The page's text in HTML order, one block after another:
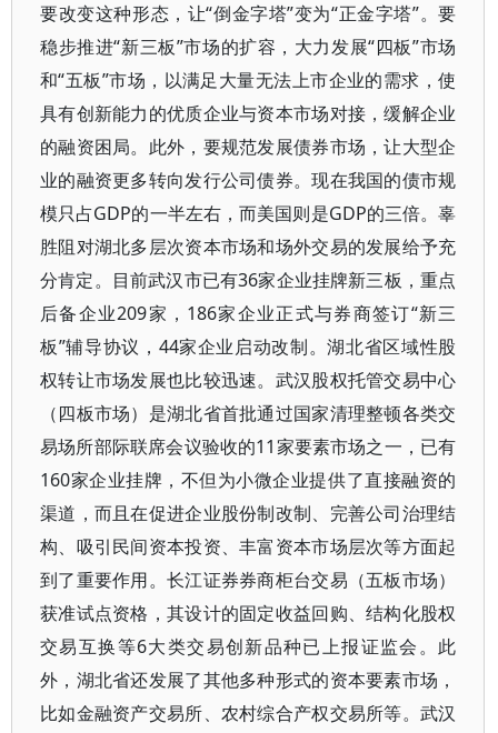
要改变这种形态，让“倒金字塔”变为“正金字塔”。要
稳步推进“新三板”市场的扩容，大力发展“四板”市场
和“五板”市场，以满足大量无法上市企业的需求，使
具有创新能力的优质企业与资本市场对接，缓解企业
的融资困局。此外，要规范发展债券市场，让大型企
业的融资更多转向发行公司债券。现在我国的债市规
模只占GDP的一半左右，而美国则是GDP的三倍。辜
胜阻对湖北多层次资本市场和场外交易的发展给予充
分肯定。目前武汉市已有36家企业挂牌新三板，重点
后备企业209家，186家企业正式与券商签订“新三
板”辅导协议，44家企业启动改制。湖北省区域性股
权转让市场发展也比较迅速。武汉股权托管交易中心
（四板市场）是湖北省首批通过国家清理整顿各类交
易场所部际联席会议验收的11家要素市场之一，已有
160家企业挂牌，不但为小微企业提供了直接融资的
渠道，而且在促进企业股份制改制、完善公司治理结
构、吸引民间资本投资、丰富资本市场层次等方面起
到了重要作用。长江证券券商柜台交易（五板市场）
获准试点资格，其设计的固定收益回购、结构化股权
交易互换等6大类交易创新品种已上报证监会。此
外，湖北省还发展了其他多种形式的资本要素市场，
比如金融资产交易所、农村综合产权交易所等。武汉